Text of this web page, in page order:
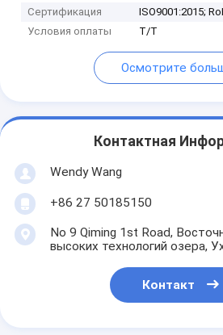
Сертификация
ISO9001:2015;
Условия оплаты
Т/Т
Осмотрите
Контактная
Wendy Wang
+86 27 50185150
No 9 Qiming 1st Road,
высоких технологий озера,
Контакт